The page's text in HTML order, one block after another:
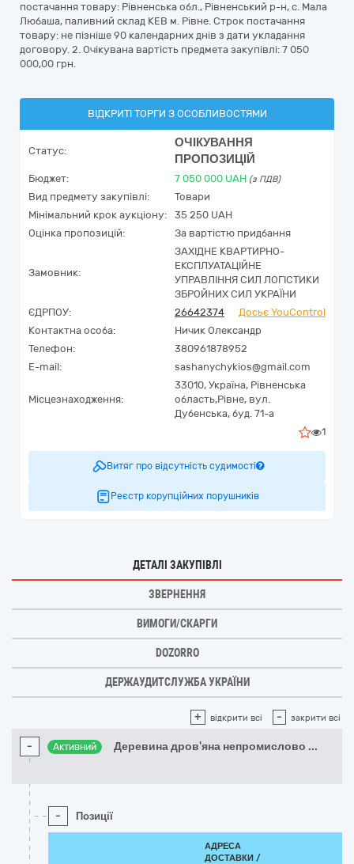
постачання товару: Рівненська обл., Рівненський р-н, с. Мала
Любаша, паливний склад КЕВ м. Рівне. Строк постачання
товару: не пізніше 90 календарних днів з дати укладання
договору. 2. Очікувана вартість предмета закупівлі: 7 050
000,00 грн.
ВІДКРИТІ ТОРГИ З ОСОБЛИВОСТЯМИ
Статус:
ОЧІКУВАННЯ
ПРОПОЗИЦІЙ
Бюджет: 7 050 000 UAH (з ПДВ)
Вид предмету закупівлі:
Товари
Мінімальний крок аукціону:
35 250 UAH
Оцінка пропозицій:
За вартістю придбання
Замовник:
ЗАХІДНЕ КВАРТИРНО-
ЕКСПЛУАТАЦІЙНЕ
УПРАВЛІННЯ СИЛ ЛОГІСТИКИ
ЗБРОЙНИХ СИЛ УКРАЇНИ
ЄДРПОУ:
26642374
Досьє YouControl
Контактна особа:
Ничик Олександр
Телефон:
380961878952
E-mail:
sashanychykios@gmail.com
Місцезнаходження:
33010, Україна, Рівненська
область,Рівне, вул.
Дубенська, буд. 71-а
1
Витяг про відсутність судимості
Реєстр корупційних порушників
ДЕТАЛІ ЗАКУПІВЛІ
ЗВЕРНЕННЯ
ВИМОГИ/СКАРГИ
DOZORRO
ДЕРЖАУДИТСЛУЖБА УКРАЇНИ
+ відкрити всі - закрити всі
- Активний Деревина дров'яна непромислово ...
- Позиції
АДРЕСА
ДОСТАВКИ /